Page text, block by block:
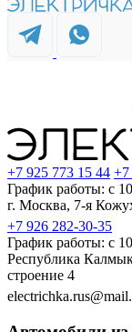
+7 925 773 15 44 +7
График работы: с
г. Москва, 7-я
+7 926 282-30-35
График работы: с
Республика
строение 4